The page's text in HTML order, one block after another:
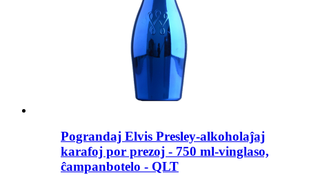
Pograndaj Elvis Presley-alkoholaĵaj
karafoj por prezoj - 750 ml-vinglaso,
ĉampanbotelo - QLT